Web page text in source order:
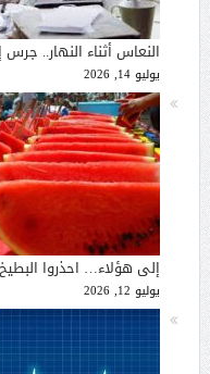
النعاس أثناء النهار..
يوليو 14, 2026
إلى هؤلاء… احذروا
يوليو 12, 2026